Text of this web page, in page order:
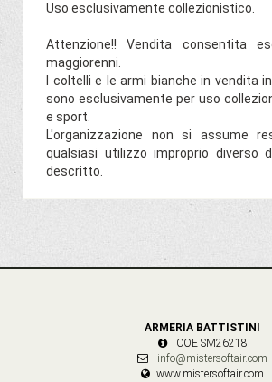
Uso esclusivamente collezionistico.
Attenzione!! Vendita consentita
maggiorenni.
I coltelli e le armi bianche in vendita
sono esclusivamente per uso
e sport.
L'organizzazione non si assume
qualsiasi utilizzo improprio diverso
descritto.
ARMERIA BATTISTINI
COE SM26218
info@mistersoftair.com
www.mistersoftair.com